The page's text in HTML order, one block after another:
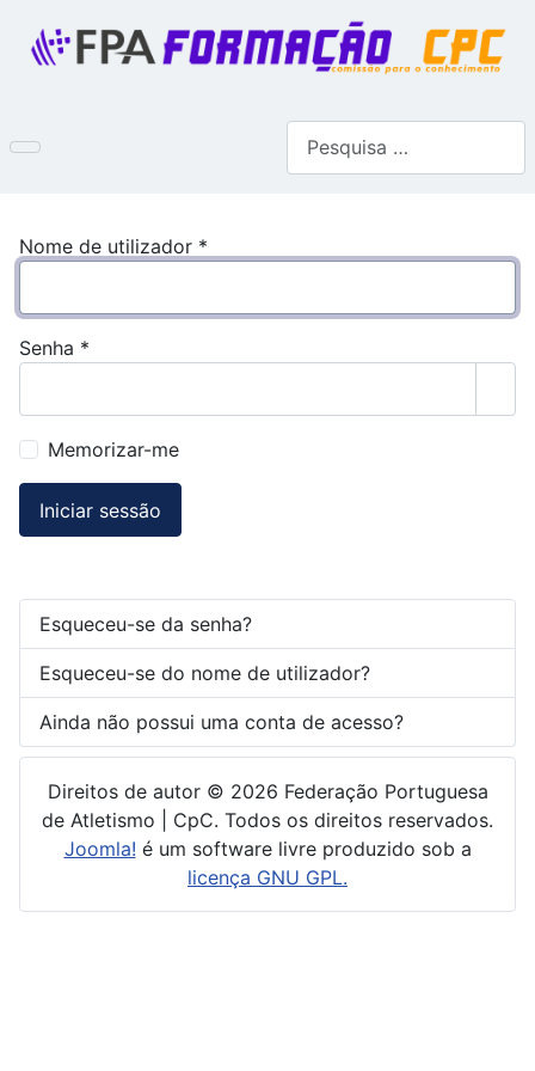
Nome de utilizador *
Senha *
Memorizar-me
Iniciar sessão
Esqueceu-se da senha?
Esqueceu-se do nome de utilizador?
Ainda não possui uma conta de acesso?
Direitos de autor © 2026 Federação Portuguesa
de Atletismo | CpC. Todos os direitos reservados.
Joomla! é um software livre produzido sob a
licença GNU GPL.